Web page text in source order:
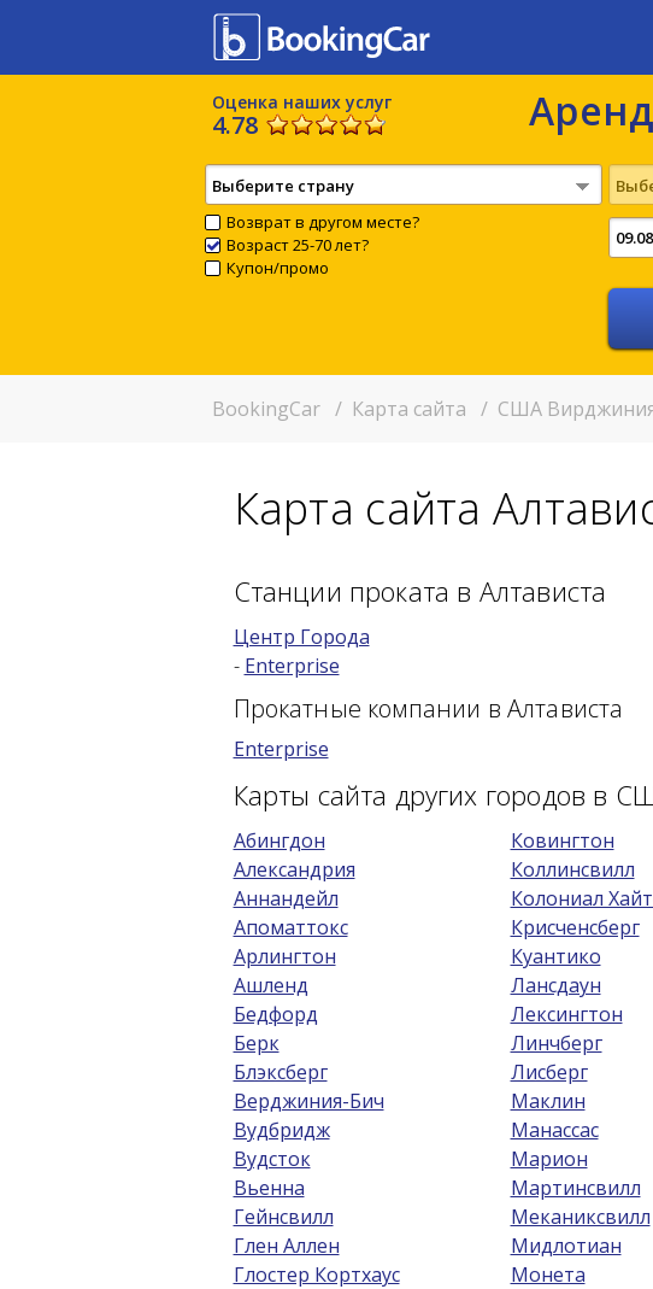
Оценка наших услуг
4.78
Выберите страну
Возврат в другом месте?
Возраст 25-70 лет?
Купон/промо
BookingCar / Карта сайта / США
Карта сайта
Станции проката в Алтависта
Центр Города
- Enterprise
Прокатные компании в Алтависта
Enterprise
Карты сайта других городов в
Абингдон
Александрия
Аннандейл
Апоматтокс
Арлингтон
Ашленд
Бедфорд
Берк
Блэксберг
Верджиния-Бич
Вудбридж
Вудсток
Вьенна
Гейнсвилл
Глен Аллен
Глостер Кортхаус
Ковингтон
Коллинсвилл
Колониал
Крисченсберг
Куантико
Лансдаун
Лексингтон
Линчберг
Лисберг
Маклин
Манассас
Марион
Мартинсвилл
Меканиксвилл
Мидлотиан
Монета